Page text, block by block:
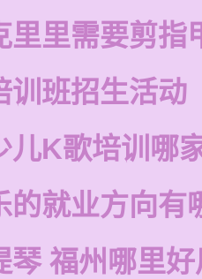
里里需要剪指
训班招生活动
儿K歌培训哪
的就业方向有
琴 福州哪里好